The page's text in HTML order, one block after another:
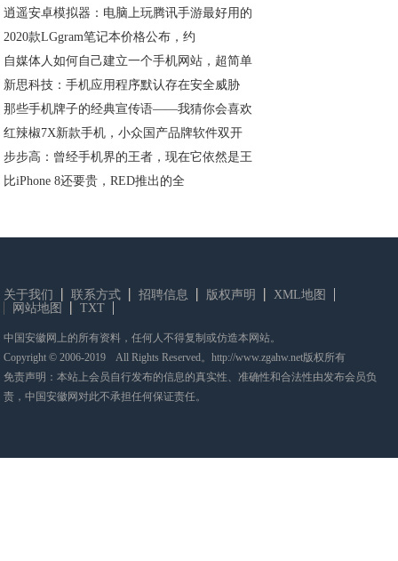
逍遥安卓模拟器：电脑上玩腾讯手游最好用的
2020款LGgram笔记本价格公布，约
自媒体人如何自己建立一个手机网站，超简单
新思科技：手机应用程序默认存在安全威胁
那些手机牌子的经典宣传语——我猜你会喜欢
红辣椒7X新款手机，小众国产品牌软件双开
步步高：曾经手机界的王者，现在它依然是王
比iPhone 8还要贵，RED推出的全
关于我们 联系方式 招聘信息 版权声明
XML地图
网站地图
TXT
中国安徽网上的所有资料，任何人不得复制或仿造本网站。
Copyright © 2006-2019 All Rights Reserved。http://www.zgahw.net版权所有
免责声明：本站上会员自行发布的信息的真实性、准确性和合法性由发布会员负
责，中国安徽网对此不承担任何保证责任。